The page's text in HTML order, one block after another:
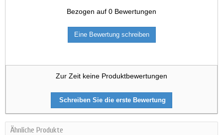
Bezogen auf 0 Bewertungen
Eine Bewertung schreiben
Zur Zeit keine Produktbewertungen
Schreiben Sie die erste Bewertung
Ähnliche Produkte